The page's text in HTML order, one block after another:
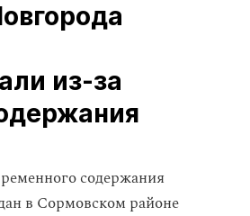
из‑за
содержания
в Сормовском районе